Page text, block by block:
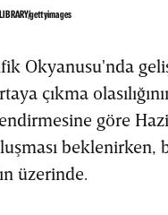
gettyimages
Okyanusu'nda
çıkma
göre
beklenirken,
üzerinde.